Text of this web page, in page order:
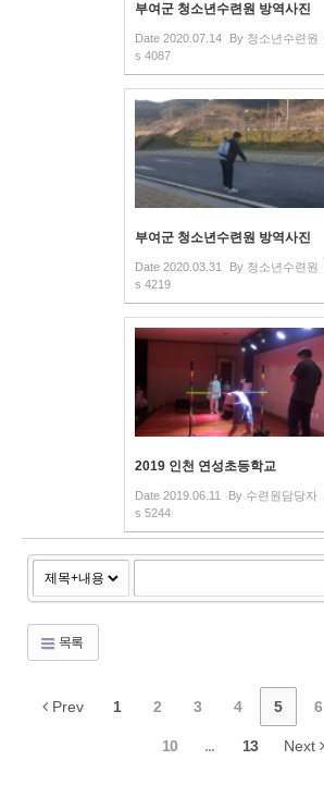
부여군 청소년수련원 방역사진
Date 2020.07.14 By 청소년수련원
s 4087
부여군 청소년수련원 방역사진
Date 2020.03.31 By 청소년수련원
s 4219
2019 인천 연성초등학교
Date 2019.06.11 By 수련원담당자
s 5244
목록
Prev 1 2 3 4 5 6
10 ... 13 Next